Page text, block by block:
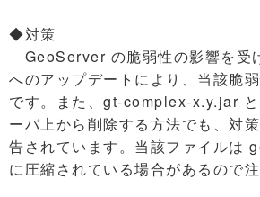
◆対策
GeoServer の脆弱性の影響を受
へのアップデートにより、当該脆
です。また、gt-complex-x.y.jar
ーバ上から削除する方法でも、対
告されています。当該ファイルは
に圧縮されている場合があるので注